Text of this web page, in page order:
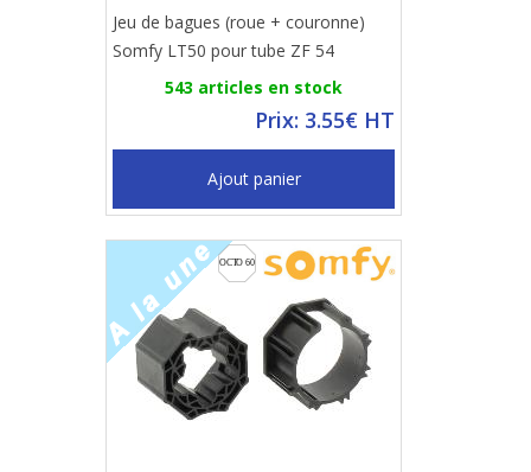
Jeu de bagues (roue + couronne)
Somfy LT50 pour tube ZF 54
543 articles en stock
Prix: 3.55€ HT
Ajout panier